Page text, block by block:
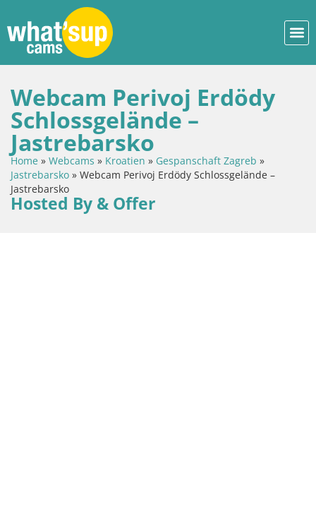
Webcam Perivoj Erdödy
Schlossgelände –
Jastrebarsko
Home » Webcams » Kroatien » Gespanschaft Zagreb »
Jastrebarsko » Webcam Perivoj Erdödy Schlossgelände –
Jastrebarsko
Hosted By & Offer